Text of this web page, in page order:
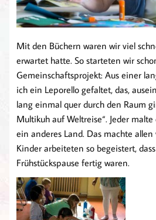
Mit den Büchern waren wir viel
erwartet hatte. So starteten wir
Gemeinschaftsprojekt: Aus einer
ich ein Leporello gefaltet, das,
lang einmal quer durch den Raum
Multikuh auf Weltreise“. Jeder
ein anderes Land. Das machte
Kinder arbeiteten so begeistert,
Frühstückspause fertig waren.